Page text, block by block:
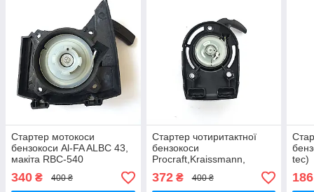
Стартер мотокоси
бензокоси Al-FA ALBC 43,
макіта RBC-540
340 ₴ 400 ₴
Стартер чотиритактної
бензокоси
Procraft,Kraissmann,
Honda,Grunhelm,
372₴ 400 ₴
tec)